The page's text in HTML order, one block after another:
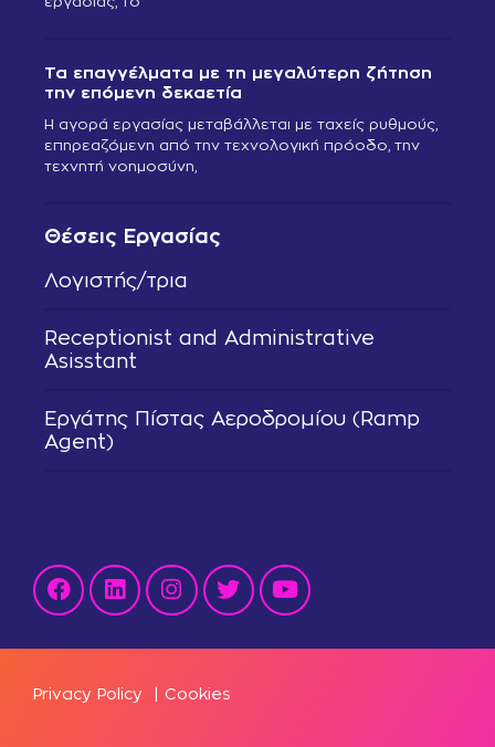
Θέσεις Εργασίας
Λογιστής/τρια
Receptionist and Administrative
Asisstant
Εργάτης Πίστας Αεροδρομίου (Ramp
Agent)
Τα επαγγέλματα με τη μεγαλύτερη ζήτηση
την επόμενη δεκαετία
Η αγορά εργασίας μεταβάλλεται με ταχείς ρυθμούς,
επηρεαζόμενη από την τεχνολογική πρόοδο, την
τεχνητή νοημοσύνη,
Privacy Policy Cookies